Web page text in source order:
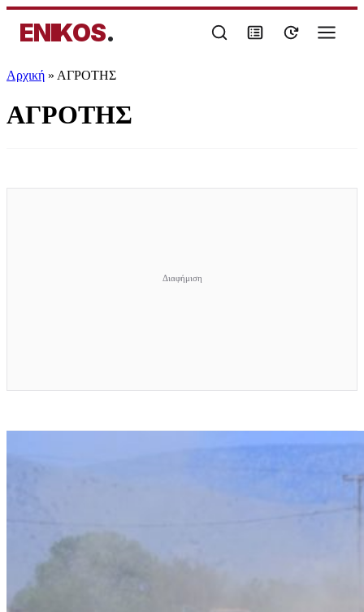
ENIKOS.
Αρχική » ΑΓΡΟΤΗΣ
ΑΓΡΟΤΗΣ